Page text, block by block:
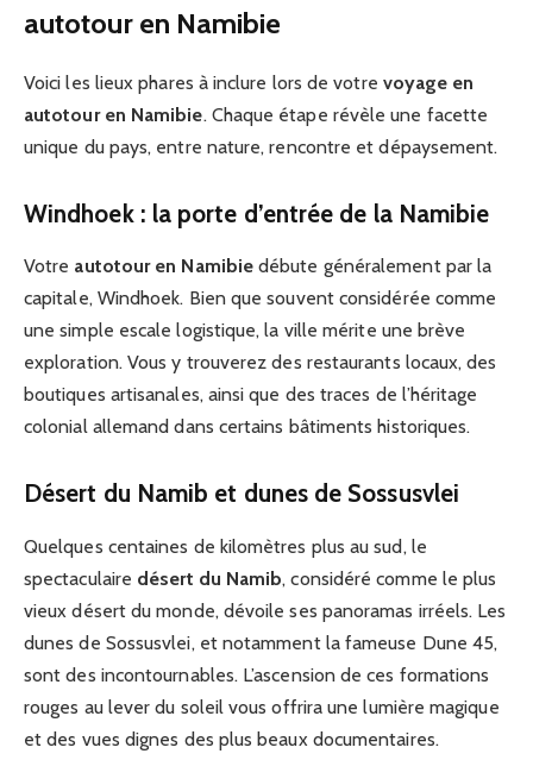
autotour en Namibie
Voici les lieux phares à inclure lors de votre voyage en
autotour en Namibie. Chaque étape révèle une facette
unique du pays, entre nature, rencontre et dépaysement.
Windhoek : la porte d’entrée de la Namibie
Votre autotour en Namibie débute généralement par la
capitale, Windhoek. Bien que souvent considérée comme
une simple escale logistique, la ville mérite une brève
exploration. Vous y trouverez des restaurants locaux, des
boutiques artisanales, ainsi que des traces de l’héritage
colonial allemand dans certains bâtiments historiques.
Désert du Namib et dunes de Sossusvlei
Quelques centaines de kilomètres plus au sud, le
spectaculaire désert du Namib, considéré comme le plus
vieux désert du monde, dévoile ses panoramas irréels. Les
dunes de Sossusvlei, et notamment la fameuse Dune 45,
sont des incontournables. L’ascension de ces formations
rouges au lever du soleil vous offrira une lumière magique
et des vues dignes des plus beaux documentaires.